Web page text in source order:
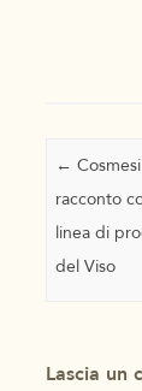
←
racconto
linea di
del Viso
Lascia un